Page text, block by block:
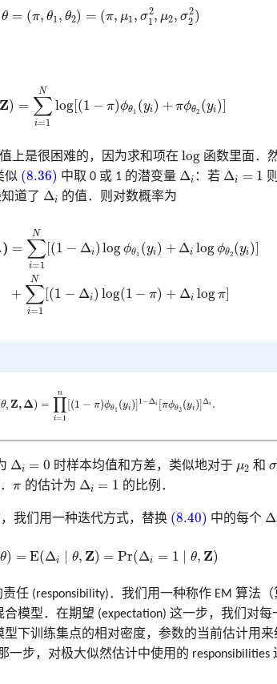
θ = (π, θ1 , θ2) = (π, μ1 , σ2
1 , μ2, σ2
2 )
(8.38) π 1 ,θ ( 2 22
Z) =
N
∑
i=1
log[(1 − π)ϕθ1 (yi) + πϕθ2 (yi)]
=∑
上是很困难的，因为求和项在 log
log
函数里面．
似 (8.36)
(8.36)
中取 0 或 1 的潜变量 Δi
Δ
：若 Δi = 1
Δi
则
道了 Δi
Δ
的值．则对数概率为
) =
N
∑
i=1
[(1 − Δi) log ϕθ1 (yi) + Δi logϕθ2 (yi)]
+
N
∑
i=1
[(1 − Δi) log(1 − π) + Δi log π]
1(y
θ, Z,Δ) =
n
∏
i=1
(1 − π)ϕθ1 (yi ) 1−Δi [πϕθ2 (yi ) ]Δi .
1
Δi = 0
Δi
时样本均值和方差，类似地对于 μ2
μ2 和 σ
π
π 的估计为 Δi = 1
Δi
的比例．
我们用一种迭代方式，替换 (8.40)
(8.40)
中的每个 Δ
Δi
θ) = E(Δi ∣ θ, Z) = Pr(Δi = 1 ∣ θ, Z)
(8.41)γ i( θ E Δ ∣ )= Pr Δ ∣ θ Z
责任 (responsibility)．我们用一种称作 EM 算法（
模型．在期望 (expectation) 这一步，我们对
下训练集点的相对密度，参数的当前估计用来
一步，对极大似然估计中使用的 responsibilities